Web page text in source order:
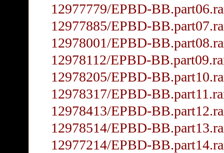
12977779/EPBD-
12977885/EPBD-
12978001/EPBD-
12978112/EPBD-
12978205/EPBD-
12978317/EPBD-
12978413/EPBD-
12978514/EPBD-
12977214/EPBD-